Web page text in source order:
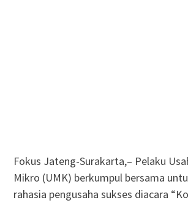
Fokus Jateng-Surakarta,– Pelaku
Mikro (UMK) berkumpul bersama
rahasia pengusaha sukses diacara